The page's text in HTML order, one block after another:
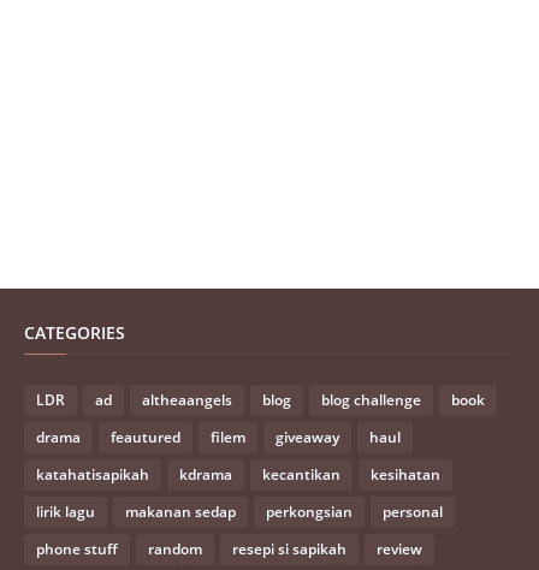
CATEGORIES
LDR ad altheaangels blog blog challenge
book
drama
feautured filem giveaway
haul
katahatisapikah
kdrama kecantikan
kesihatan
lirik lagu
makanan sedap perkongsian
personal
phone stuff
random resepi si sapikah
review